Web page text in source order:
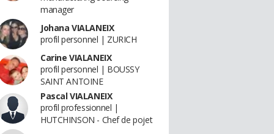
manager
Johana VIALANEIX
profil personnel | ZURICH
Carine VIALANEIX
profil personnel | BOUSSY
SAINT ANTOINE
Pascal VIALANEIX
profil professionnel |
HUTCHINSON - Chef de pojet